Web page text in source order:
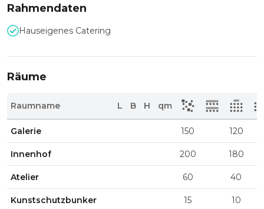
Rahmendaten
Hauseigenes Catering
Räume
Raumname L B H qm
Galerie 150 120
Innenhof 200 180
Atelier 60 40
Kunstschutzbunker 15 10